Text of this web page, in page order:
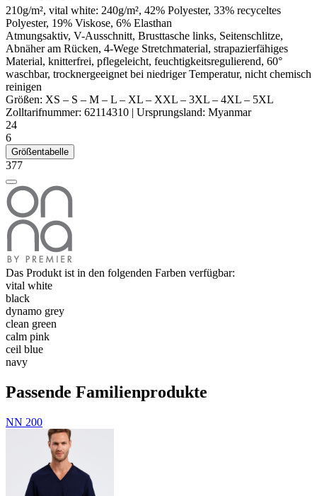
210g/m², vital white: 240g/m², 42% Polyester, 33% recyceltes
Polyester, 19% Viskose, 6% Elasthan
Atmungsaktiv, V-Ausschnitt, Brusttasche links, Seitenschlitze,
Abnäheram Rücken, 4-Wege Stretchmaterial, strapazierfähiges
Material, knitterfrei, pflegeleicht, feuchtigkeitsregulierend, 60°
waschbar, trocknergeeignet bei niedriger Temperatur, nicht chemisch
reinigen
Größen: XS – S – M – L – XL – XXL – 3XL – 4XL – 5XL
Zolltarifnummer: 62114310 | Ursprungsland: Myanmar
24
6
Größentabelle
377
Das Produkt ist in den folgenden Farben verfügbar:
vital white
black
dynamo grey
clean green
calm pink
ceil blue
navy
Passende Familienprodukte
NN 200